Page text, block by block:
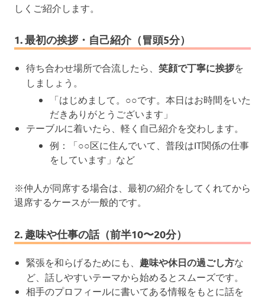
しくご紹介します。
1. 最初の挨拶・自己紹介（冒頭5分）
待ち合わせ場所で合流したら、 笑顔で丁寧に挨拶を
しましょう。
「はじめまして。○○です。本日はお時間をいた
だきありがとうございます」
テーブルに着いたら、軽く自己紹介を交わします。
例：「○○区に住んでいて、普段はIT関係の仕事
をしています」など
※仲人が同席する場合は、最初の紹介をしてくれてから
退席するケースが一般的です。
2. 趣味や仕事の話（前半10〜20分）
緊張を和らげるためにも、 趣味や休日の過ごし方な
ど、話しやすいテーマから始めるとスムーズです。
相手のプロフィールに書いてある情報をもとに話を